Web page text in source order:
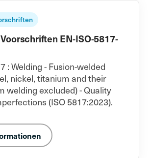
EN-ISO-5817-
: Welding - Fusion-welded
nickel, titanium and their
welding excluded) - Quality
(ISO 5817:2023).